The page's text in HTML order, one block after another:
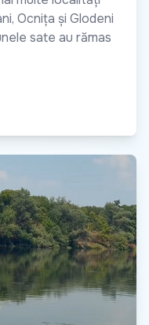
Ocnița și Glodeni
sate au rămas